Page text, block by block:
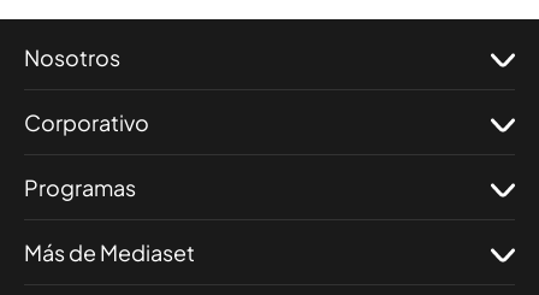
Nosotros
Corporativo
Programas
Más de Mediaset